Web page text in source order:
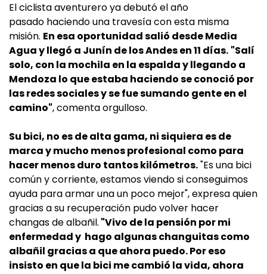
El ciclista aventurero ya debutó el año
pasado haciendo una travesía con esta misma
misión. En esa oportunidad salió desde Media
Agua y llegó a Junín de los Andes en 11 días. "Salí
solo, con la mochila en la espalda y llegando a
Mendoza lo que estaba haciendo se conoció por
las redes sociales y se fue sumando gente en el
camino", comenta orgulloso.
Su bici, no es de alta gama, ni siquiera es de
marca y mucho menos profesional como para
hacer menos duro tantos kilómetros."Es una bici
común y corriente, estamos viendo si conseguimos
ayuda para armar una un poco mejor", expresa quien
gracias a su recuperación pudo volver hacer
changas de albañil. "Vivo de la pensión por mi
enfermedad y hago algunas changuitas como
albañil gracias a que ahora puedo. Por eso
insisto en que la bici me cambió la vida, ahora